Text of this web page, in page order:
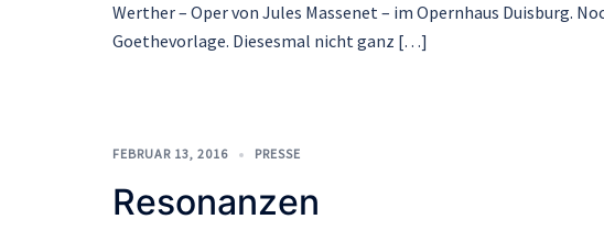
Werther – Oper von Jules Massenet – im Opernhaus Duisburg.
Goethevorlage. Diesesmal nicht ganz […]
FEBRUAR 13, 2016 PRESSE
Resonanzen